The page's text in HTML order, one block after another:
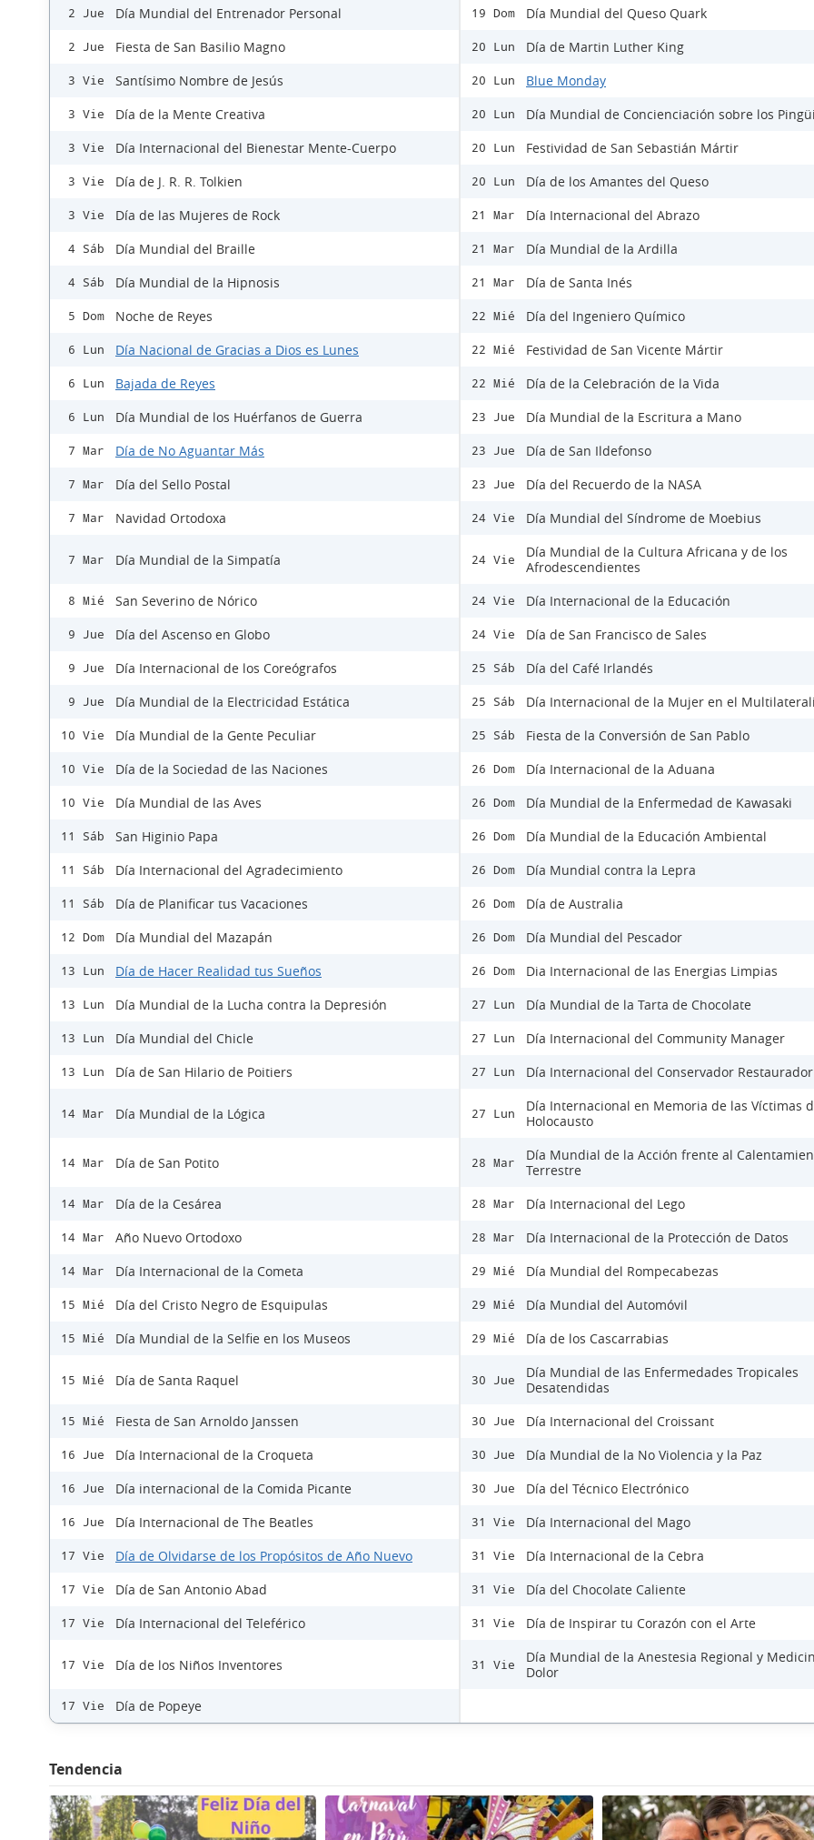
2 Jue Día Mundial del Entrenador Personal
2 Jue Fiesta de San Basilio Magno
3 Vie Santísimo Nombre de Jesús
3 Vie Día de la Mente Creativa
3 Vie Día Internacional del Bienestar Mente-Cuerpo
3 Vie Día de J. R. R. Tolkien
3 Vie Día de las Mujeres de Rock
4 Sáb Día Mundial del Braille
4 Sáb Día Mundial de la Hipnosis
5 Dom Noche de Reyes
6 Lun Día Nacional de Gracias a Dios es Lunes
6 Lun Bajada de Reyes
6 Lun Día Mundial de los Huérfanos de Guerra
7 Mar Día de No Aguantar Más
7 Mar Día del Sello Postal
7 Mar Navidad Ortodoxa
7 Mar Día Mundial de la Simpatía
8 Mié San Severino de Nórico
9 Jue Día del Ascenso en Globo
9 Jue Día Internacional de los Coreógrafos
9 Jue Día Mundial de la Electricidad Estática
10 Vie Día Mundial de la Gente Peculiar
10 Vie Día de la Sociedad de las Naciones
10 Vie Día Mundial de las Aves
11 Sáb San Higinio Papa
11 Sáb Día Internacional del Agradecimiento
11 Sáb Día de Planificar tus Vacaciones
12 Dom Día Mundial del Mazapán
13 Lun Día de Hacer Realidad tus Sueños
13 Lun Día Mundial de la Lucha contra la Depresión
13 Lun Día Mundial del Chicle
13 Lun Día de San Hilario de Poitiers
14 Mar Día Mundial de la Lógica
14 Mar Día de San Potito
14 Mar Día de la Cesárea
14 Mar Año Nuevo Ortodoxo
14 Mar Día Internacional de la Cometa
15 Mié Día del Cristo Negro de Esquipulas
15 Mié Día Mundial de la Selfie en los Museos
15 Mié Día de Santa Raquel
15 Mié Fiesta de San Arnoldo Janssen
16 Jue Día Internacional de la Croqueta
16 Jue Día internacional de la Comida Picante
16 Jue Día Internacional de The Beatles
17 Vie Día de Olvidarse de los Propósitos de Año Nuevo
17 Vie Día de San Antonio Abad
17 Vie Día Internacional del Teleférico
17 Vie Día de los Niños Inventores
17 Vie Día de Popeye
19 Dom Día Mundial del Queso Quark
20 Lun Día de Martin Luther King
20 Lun Blue Monday
20 Lun Día Mundial de Concienciación sobre los
20 Lun Festividad de San Sebastián Mártir
20 Lun Día de los Amantes del Queso
21 Mar Día Internacional del Abrazo
21 Mar Día Mundial de la Ardilla
21 Mar Día de Santa Inés
22 Mié Día del Ingeniero Químico
22 Mié Festividad de San Vicente Mártir
22 Mié Día de la Celebración de la Vida
23 Jue Día Mundial de la Escritura a Mano
23 Jue Día de San Ildefonso
23 Jue Día del Recuerdo de la NASA
24 Vie Día Mundial del Síndrome de Moebius
24 Vie
Día Mundial de la Cultura Africana y de los
Afrodescendientes
24 Vie Día Internacional de la Educación
24 Vie Día de San Francisco de Sales
25 Sáb Día del Café Irlandés
25 Sáb Día Internacional de la Mujer en el
25 Sáb Fiesta de la Conversión de San Pablo
26 Dom Día Internacional de la Aduana
26 Dom Día Mundial de la Enfermedad de Kawasaki
26 Dom Día Mundial de la Educación Ambiental
26 Dom Día Mundial contra la Lepra
26 Dom Día de Australia
26 Dom Día Mundial del Pescador
26 Dom Dia Internacional de las Energias Limpias
27 Lun Día Mundial de la Tarta de Chocolate
27 Lun Día Internacional del Community Manager
27 Lun Día Internacional del Conservador Restaurador
27 Lun
Día Internacional en Memoria de las Víctimas
Holocausto
28 Mar
Día Mundial de la Acción frente al
Terrestre
28 Mar Día Internacional del Lego
28 Mar Día Internacional de la Protección de Datos
29 Mié Día Mundial del Rompecabezas
29 Mié Día Mundial del Automóvil
29 Mié Día de los Cascarrabias
30 Jue
Día Mundial de las Enfermedades Tropicales
Desatendidas
30 Jue Día Internacional del Croissant
30 Jue Día Mundial de la No Violencia y la Paz
30 Jue Día del Técnico Electrónico
31 Vie Día Internacional del Mago
31 Vie Día Internacional de la Cebra
31 Vie Día del Chocolate Caliente
31 Vie Día de Inspirar tu Corazón con el Arte
31 Vie
Día Mundial de la Anestesia Regional y
Dolor
Tendencia